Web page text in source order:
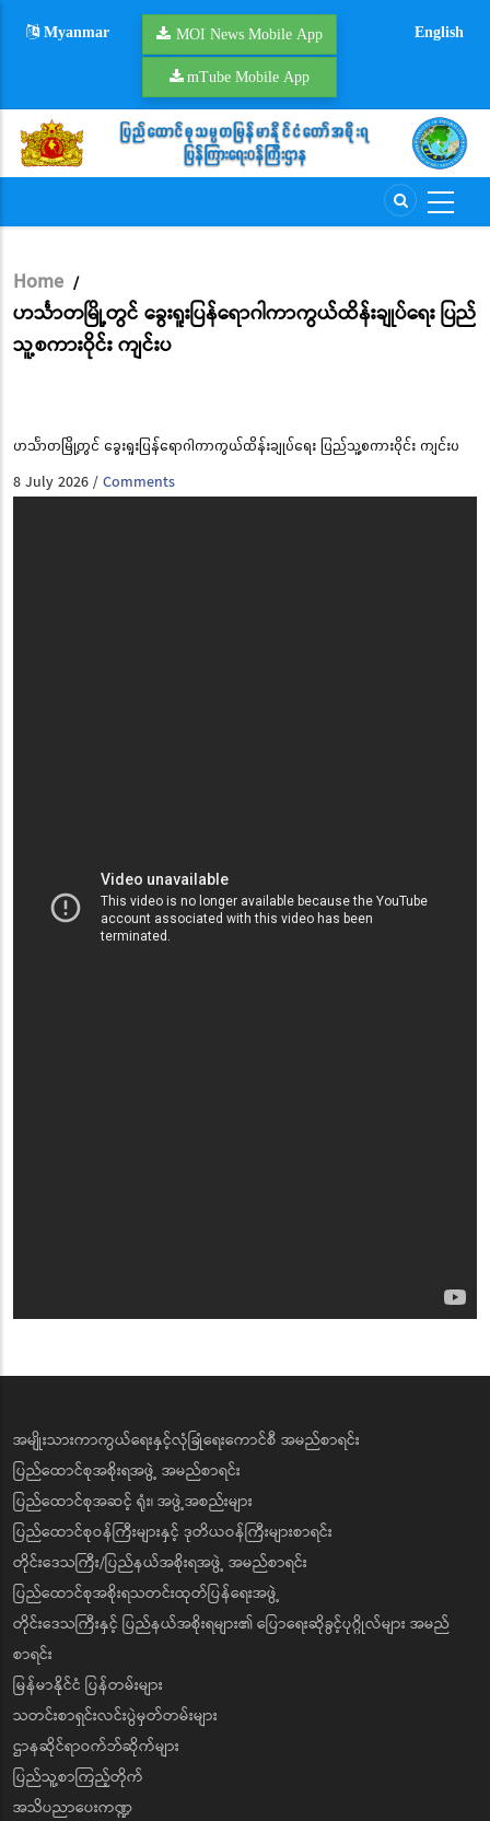
Myanmar MOI News Mobile App
mTube Mobile App
English
Breadcrumb
Home /
ဟင်္သာတမြို့တွင် ခွေးရူးပြန်ရောဂါကာကွယ်ထိန်းချုပ်ရေး ပြည်
သူ့စကားဝိုင်း ကျင်းပ
ဟင်္သာတမြို့တွင် ခွေးရူးပြန်ရောဂါကာကွယ်ထိန်းချုပ်ရေး ပြည်သူ့စကားဝိုင်း ကျင်းပ
8 July 2026/Comments
အမျိုးသားကာကွယ်ရေးနှင့်လုံခြုံရေးကောင်စီ အမည်စာရင်း
ပြည်ထောင်စုအစိုးရအဖွဲ့ အမည်စာရင်း
ပြည်ထောင်စုအဆင့် ရုံး၊ အဖွဲ့အစည်းများ
ပြည်ထောင်စုဝန်ကြီးများနှင့် ဒုတိယဝန်ကြီးများစာရင်း
တိုင်းဒေသကြီး/ပြည်နယ်အစိုးရအဖွဲ့ အမည်စာရင်း
ပြည်ထောင်စုအစိုးရသတင်းထုတ်ပြန်ရေးအဖွဲ့
တိုင်းဒေသကြီးနှင့် ပြည်နယ်အစိုးရများ၏ ပြောရေးဆိုခွင့်ပုဂ္ဂိုလ်များ အမည်
စာရင်း
မြန်မာနိုင်ငံ ပြန်တမ်းများ
သတင်းစာရှင်းလင်းပွဲမှတ်တမ်းများ
ဌာနဆိုင်ရာဝက်ဘ်ဆိုက်များ
ပြည်သူ့စာကြည့်တိုက်
အသိပညာပေးကဏ္ဍ